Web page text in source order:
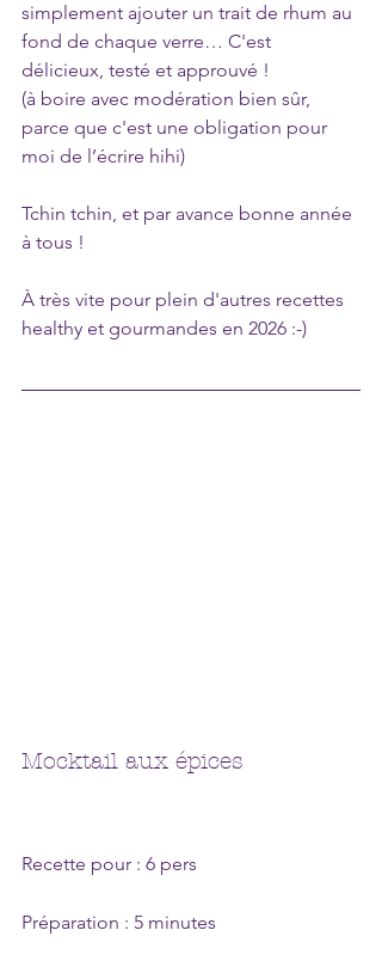
simplement ajouter un trait de rhum au
fond de chaque verre… C'est
délicieux, testé et approuvé !
(à boire avec modération bien sûr,
parce que c'est une obligation pour
moi de l’écrire hihi)
Tchin tchin, et par avance bonne année
à tous !
À très vite pour plein d'autres recettes
healthy et gourmandes en 2026 :-)
Mocktail aux épices
Recette pour : 6 pers
Préparation : 5 minutes